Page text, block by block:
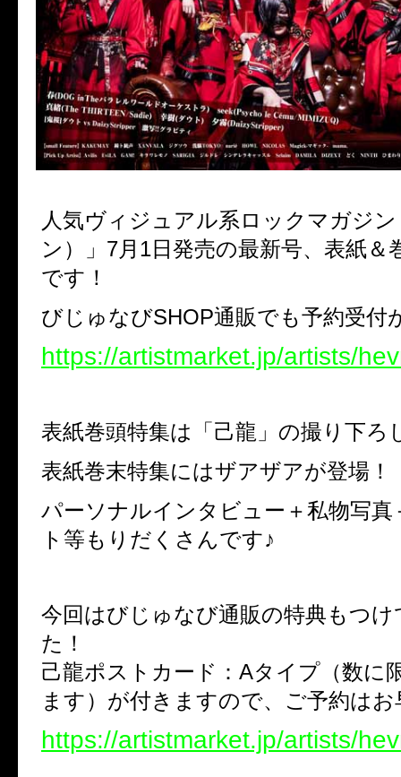
人気ヴィジュアル系ロックマガジ
ン）」7月1日発売の最新号、表紙＆
です！
びじゅなびSHOP通販でも予約受付
https://artistmarket.jp/artists/
表紙巻頭特集は「己龍」の撮り下ろ
表紙巻末特集にはザアザアが登場！
パーソナルインタビュー＋私物写真
ト等もりだくさんです♪
今回はびじゅなび通販の特典もつ
た！
己龍ポストカード：Aタイプ（数に
ます）が付きますので、ご予約はお
https://artistmarket.jp/artists/